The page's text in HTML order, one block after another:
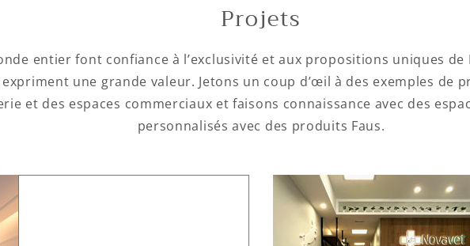
Projets
entier font confiance à l’exclusivité et aux propositions uniques
une grande valeur. Jetons un coup d’œil à des exemples de
et des espaces commerciaux et faisons connaissance avec des
personnalisés avec des produits Faus.